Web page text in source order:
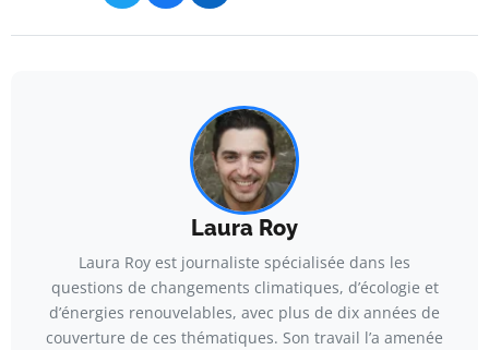
Laura Roy
Laura Roy est journaliste spécialisée dans les
questions de changements climatiques, d’écologie et
d’énergies renouvelables, avec plus de dix années de
couverture de ces thématiques. Son travail l’a amenée